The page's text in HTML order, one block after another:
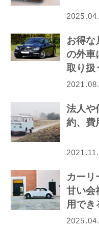
お得な
の外車
取り扱
介！
法人や
約、費
カーリ
甘い会
用でき